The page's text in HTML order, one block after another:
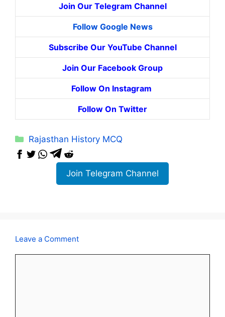
Join Our Telegram Channel
Follow Google News
Subscribe Our YouTube Channel
Join Our Facebook Group
Follow On Instagram
Follow On Twitter
Categories
Rajasthan History MCQ
Join Telegram Channel
Leave a Comment